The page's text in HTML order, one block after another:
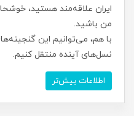
ایران علاقه‌مند هستید،
من باشید.
با هم، می‌توانیم این
نسل‌های آینده منتقل کنیم.
اطلاعات بیش‌تر